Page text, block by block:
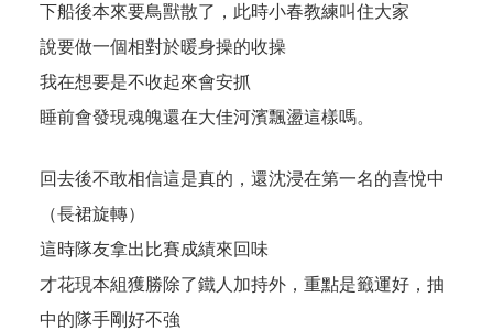
下船後本來要鳥獸散了，此時小春教練叫住大家
說要做一個相對於暖身操的收操
我在想要是不收起來會安抓
睡前會發現魂魄還在大佳河濱飄盪這樣嗎。
回去後不敢相信這是真的，還沈浸在第一名的喜悅中
（長裙旋轉）
這時隊友拿出比賽成績來回味
才花現本組獲勝除了鐵人加持外，重點是籤運好，抽
中的隊手剛好不強